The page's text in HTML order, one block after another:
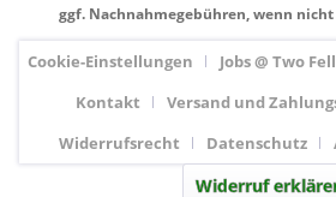
ggf. Nachnahmegebühren, wenn
Cookie-Einstellungen Jobs @ Two
Kontakt
Versand und
Widerrufsrecht
Datenschutz
Widerruf